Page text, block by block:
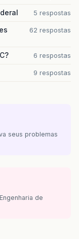
5 respostas
62 respostas
6 respostas
9 respostas
seus problemas
de